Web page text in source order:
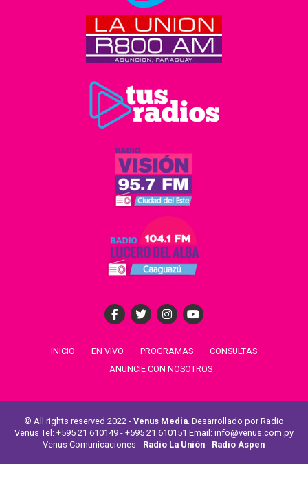
INICIO EN VIVO PROGRAMAS
CONSULTAS
ANUNCIE CON NOSOTROS
© All rights reserved 2022 - Venus Media. Desarrollado por Radio
Venus Tel: +595 21 610149 - +595 21 610151 Email: info@venus.com.py
Venus Comunicaciones - Radio La Unión - Radio Aspen